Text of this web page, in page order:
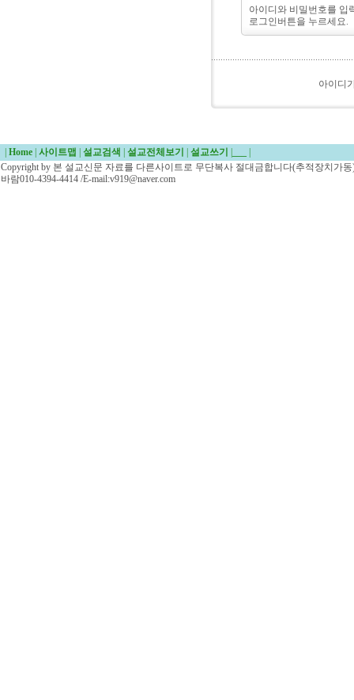
아이디와 비밀번호를 입
로그인버튼을 누르세요.
아이디
Home 사이트맵 설교검색 설교전체보기 설교쓰기
Copyright by 본 설교신문 자료를 다른사이트로 무단복사 절대금합니다(추적장치가
바람010-4394-4414 /E-mail:v919@naver.com